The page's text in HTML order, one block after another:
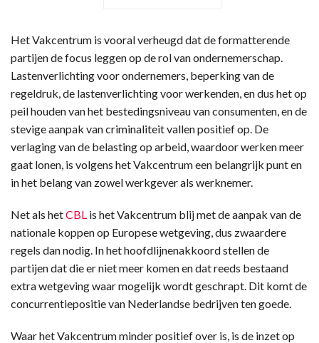
Het Vakcentrum is vooral verheugd dat de formatterende
partijen de focus leggen op de rol van ondernemerschap.
Lastenverlichting voor ondernemers, beperking van de
regeldruk, de lastenverlichting voor werkenden, en dus het op
peil houden van het bestedingsniveau van consumenten, en de
stevige aanpak van criminaliteit vallen positief op. De
verlaging van de belasting op arbeid, waardoor werken meer
gaat lonen, is volgens het Vakcentrum een belangrijk punt en
in het belang van zowel werkgever als werknemer.
Net als hetCBL is het Vakcentrum blij met de aanpak van de
nationale koppen op Europese wetgeving, dus zwaardere
regels dan nodig. In het hoofdlijnenakkoord stellen de
partijen dat die er niet meer komen en dat reeds bestaand
extra wetgeving waar mogelijk wordt geschrapt. Dit komt de
concurrentiepositie van Nederlandse bedrijven ten goede.
Waar het Vakcentrum minder positief over is, is de inzet op